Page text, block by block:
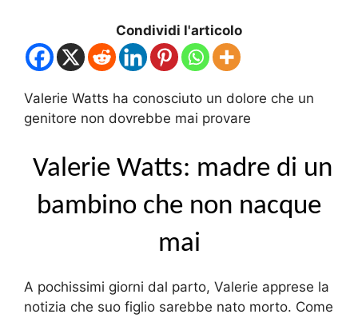
Condividi l'articolo
Valerie Watts ha conosciuto un dolore che un
genitore non dovrebbe mai provare
Valerie Watts: madre di un
bambino che non nacque
mai
A pochissimi giorni dal parto, Valerie apprese la
notizia che suo figlio sarebbe nato morto. Come